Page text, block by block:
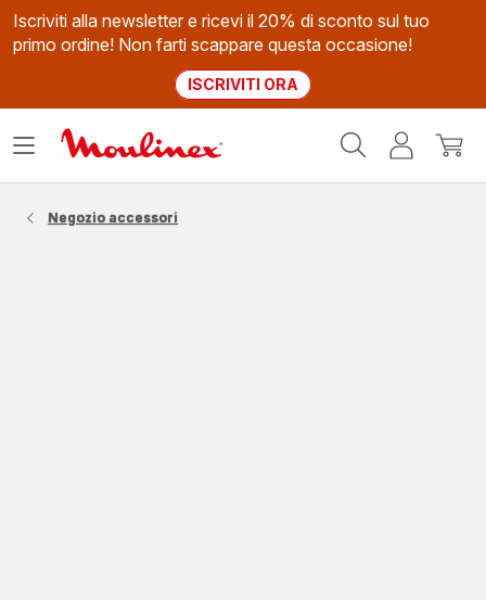
Iscriviti alla newsletter e ricevi il 20% di sconto sul tuo
primo ordine! Non farti scappare questa occasione!
ISCRIVITI ORA
Il
Apri
Negozio accessori